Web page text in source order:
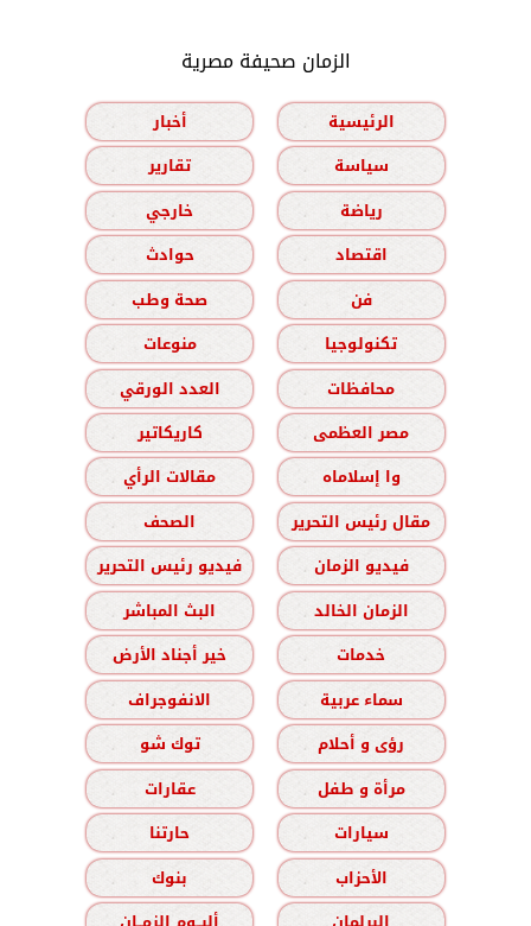
الزمان صحيفة مصرية
الرئيسية
أخبار
سياسة
تقارير
رياضة
خارجي
اقتصاد
حوادث
فن
صحة وطب
تكنولوجيا
منوعات
محافظات
العدد الورقي
مصر العظمى
كاريكاتير
وا إسلاماه
مقالات الرأي
مقال رئيس التحرير
الصحف
فيديو الزمان
فيديو رئيس التحرير
الزمان الخالد
البث المباشر
خدمات
خير أجناد الأرض
سماء عربية
الانفوجراف
رؤى و أحلام
توك شو
مرأة و طفل
عقارات
سيارات
حارتنا
الأحزاب
بنوك